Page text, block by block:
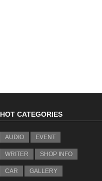
HOT CATEGORIES
AUDIO EVENT
WRITER SHOP INFO
CAR GALLERY